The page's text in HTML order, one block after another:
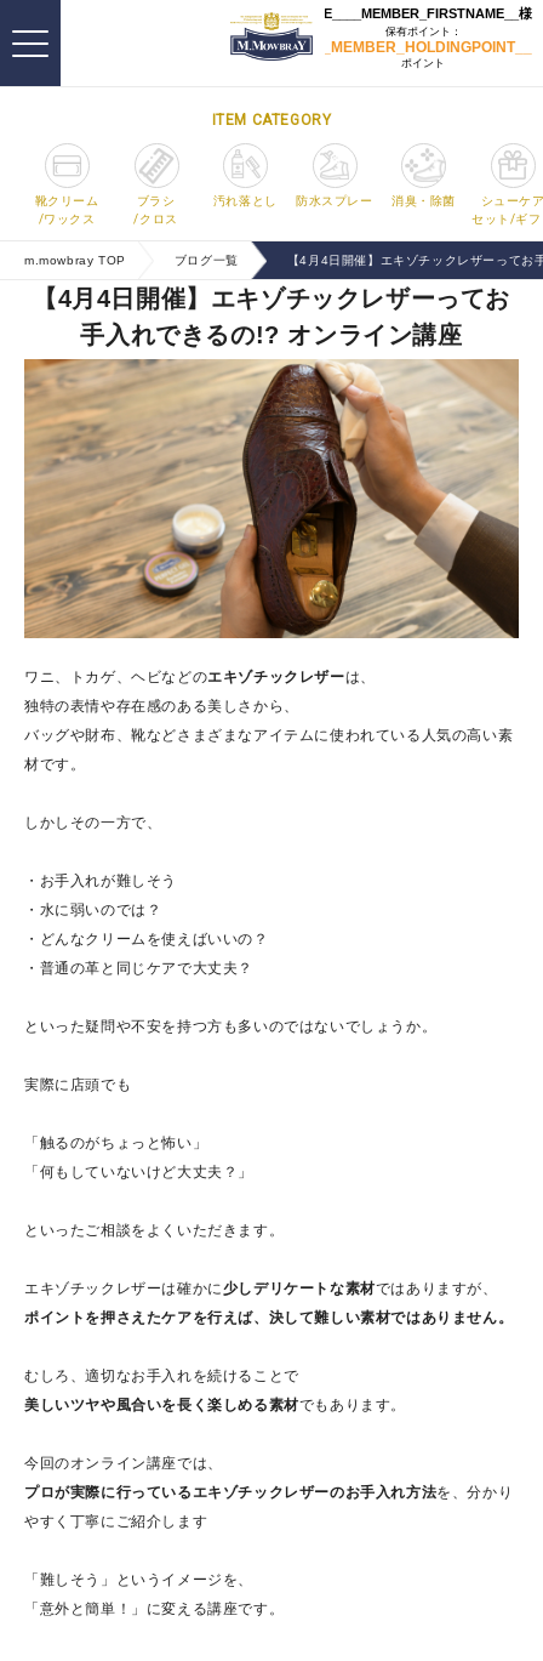
ITEM CATEGORY
靴クリーム
/ワックス
ブラシ
/クロス
汚れ落とし 防水スプレー 消臭・除菌
シューケ
セット/ギフ
m.mowbray TOP ブログ一覧 【4月4日開催】エキゾチックレザーって
【4月4日開催】エキゾチックレザーってお
手入れできるの!? オンライン講座
ワニ、トカゲ、ヘビなどのエキゾチックレザーは、
独特の表情や存在感のある美しさから、
バッグや財布、靴などさまざまなアイテムに使われている人気の高い素
材です。
しかしその一方で、
・お手入れが難しそう
・水に弱いのでは？
・どんなクリームを使えばいいの？
・普通の革と同じケアで大丈夫？
といった疑問や不安を持つ方も多いのではないでしょうか。
実際に店頭でも
「触るのがちょっと怖い」
「何もしていないけど大丈夫？」
といったご相談をよくいただきます。
エキゾチックレザーは確かに少しデリケートな素材ではありますが、
ポイントを押さえたケアを行えば、決して難しい素材ではありません。
むしろ、適切なお手入れを続けることで
美しいツヤや風合いを長く楽しめる素材でもあります。
今回のオンライン講座では、
プロが実際に行っているエキゾチックレザーのお手入れ方法を、分かり
やすく丁寧にご紹介します
「難しそう」というイメージを、
「意外と簡単！」に変える講座です。